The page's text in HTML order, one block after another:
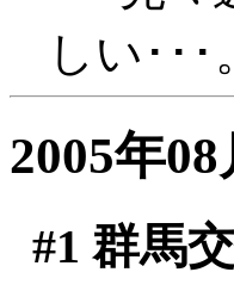
しい･･･
2005年
#1 群馬